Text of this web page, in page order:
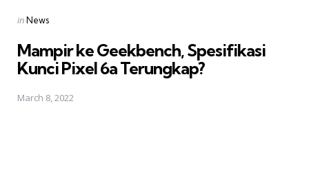
Posted
inNews
Mampir ke Geekbench, Spesifikasi
Kunci Pixel 6a Terungkap?
March 8, 2022